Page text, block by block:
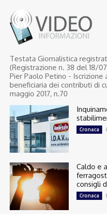
Testata Giornalistica
(Registrazione n. 38 del 18/
Pier Paolo Petino - Iscrizione
beneficiaria dei contributi di
maggio 2017, n.70
Cronaca
Caldo e
consigli
Cronaca